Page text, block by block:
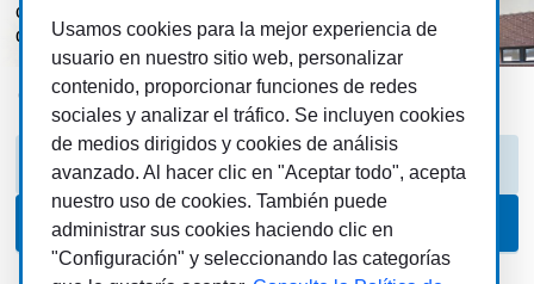
capacidad para ofrecer servicios públicos
de calidad
Giahsa MAS Pleno Actas
Pleno Composición Convocatorias
Actas
Usamos cookies para la mejor experiencia de
usuario en nuestro sitio web, personalizar
contenido, proporcionar funciones de redes
sociales y analizar el tráfico. Se incluyen cookies
de medios dirigidos y cookies de análisis
avanzado. Al hacer clic en "Aceptar todo", acepta
nuestro uso de cookies. También puede
administrar sus cookies haciendo clic en
"Configuración" y seleccionando las categorías